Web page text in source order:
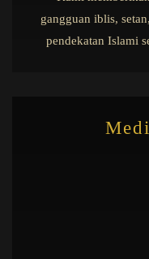
gangguan iblis,